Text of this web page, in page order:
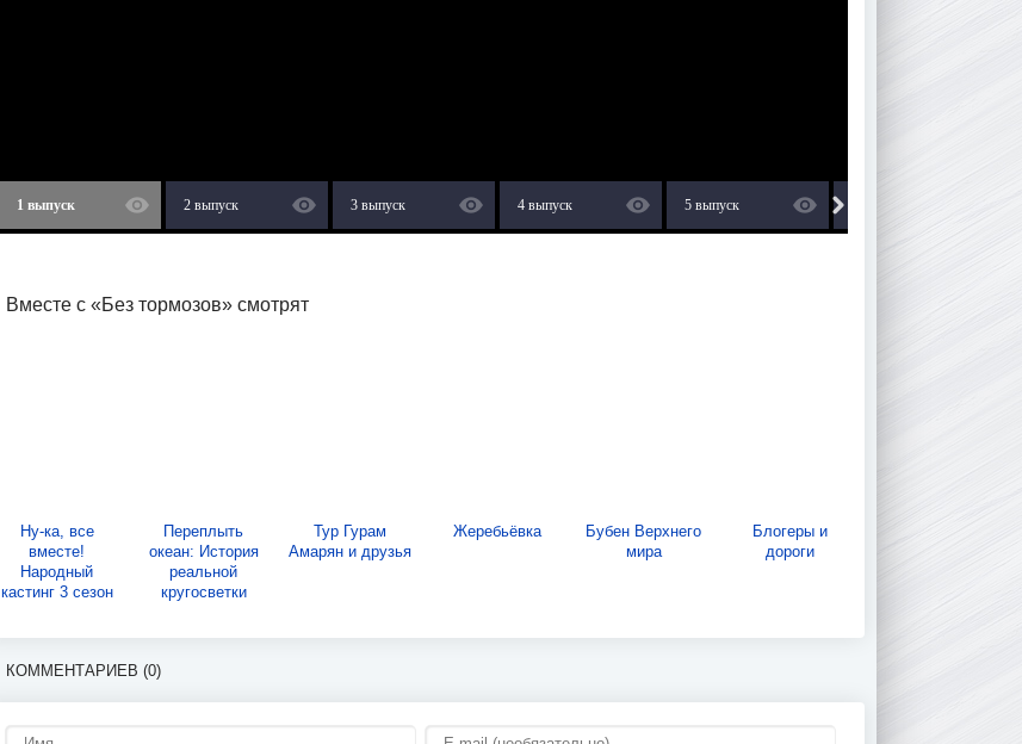
1 выпуск 2 выпуск 3 выпуск 4 выпуск 5 выпуск
Вместе с «Без тормозов» смотрят
Ну-ка, все
вместе!
Народный
кастинг 3 сезон
Переплыть
океан: История
реальной
кругосветки
Тур Гурам
Амарян и друзья
Жеребьёвка
Бубен Верхнего
мира
Блогеры и
дороги
КОММЕНТАРИЕВ (0)